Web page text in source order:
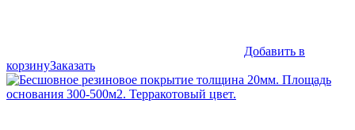
Добавить в
корзинуЗаказать